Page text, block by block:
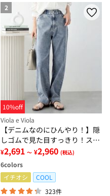
2
10%off
Viola e Viola
【デニムなのにひんやり！】隠
しゴムで見た目すっきり！スト
レッチ楽ちんデニム
¥2,691 ～ ¥2,960 (税込)
6colors
イチオシ
COOL
323件